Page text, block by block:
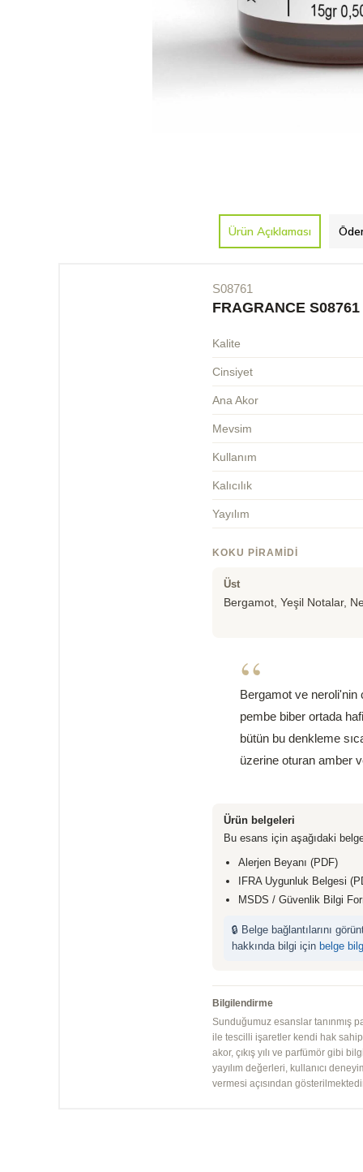
Ürün Açıklaması
S08761
FRAGRANCE S08761
Kalite
Cinsiyet
Ana Akor
Mevsim
Kullanım
Kalıcılık
Yayılım
KOKU PIRAMIDI
Üst
Bergamot, Yeşil Notalar,
“
Bergamot ve neroli'nin
pembe biber ortada
bütün bu denkleme
üzerine oturan amber
Ürün belgeleri
Bu esans için aşağıdaki
Alerjen Beyanı (PDF)
IFRA Uygunluk Belgesi
MSDS / Güvenlik Bilgi
🔒 Belge bağlantılarını
hakkında bilgi için belge
Bilgilendirme
Sunduğumuz esanslar tanınmış
ile tescilli işaretler kendi hak
akor, çıkış yılı ve parfümör gibi
yayılım değerleri, kullanıcı
vermesi açısından